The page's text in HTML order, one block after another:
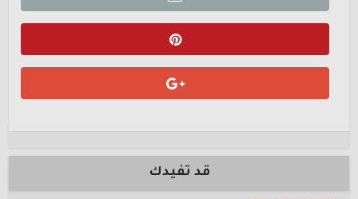
قد تفيدك